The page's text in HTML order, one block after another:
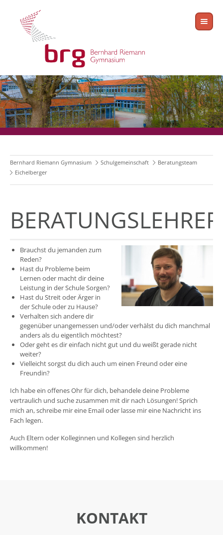
Bernhard Riemann Gymnasium Schulgemeinschaft
Beratungsteam
Eichelberger
BERATUNGSLEHRER
Brauchst du jemanden zum
Reden?
Hast du Probleme beim
Lernen oder macht dir deine
Leistung in der Schule Sorgen?
Hast du Streit oder Ärger in
der Schule oder zu Hause?
Verhalten sich andere dir
gegenüber unangemessen und/oder verhälst du dich manchmal
anders als du eigentlich möchtest?
Oder geht es dir einfach nicht gut und du weißt gerade nicht
weiter?
Vielleicht sorgst du dich auch um einen Freund oder eine
Freundin?
Ich habe ein offenes Ohr für dich, behandele deine Probleme
vertraulich und suche zusammen mit dir nach Lösungen! Sprich
mich an, schreibe mir eine Email oder lasse mir eine Nachricht ins
Fach legen.
Auch Eltern oder Kolleginnen und Kollegen sind herzlich
willkommen!
KONTAKT